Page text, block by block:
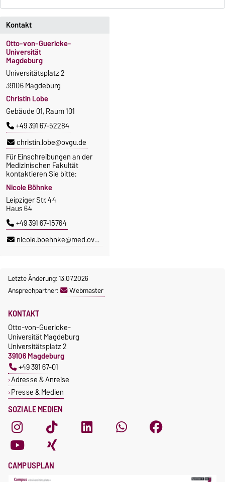
Kontakt
Otto-von-Guericke-
Universität
Magdeburg
Universitätsplatz 2
39106 Magdeburg
Christin Lobe
Gebäude 01, Raum 101
+49 391 67-52284
christin.lobe@ovgu.de
Für Einschreibungen an der
Medizinischen Fakultät
kontaktieren Sie bitte:
Nicole Böhnke
Leipziger Str. 44
Haus 64
+49 391 67-15764
nicole.boehnke@med.ovgu.de
Letzte Änderung: 13.07.2026
Ansprechpartner:
Webmaster
SOZIALE MEDIEN
KONTAKT
Otto-von-Guericke-
Universität Magdeburg
Universitätsplatz 2
39106 Magdeburg
+49 391 67-01
Adresse & Anreise
Presse & Medien
CAMPUSPLAN